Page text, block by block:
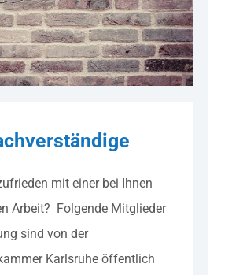
mit einer bei Ihnen
Arbeit? Folgende Mitglieder
sind von der
Karlsruhe öffentlich